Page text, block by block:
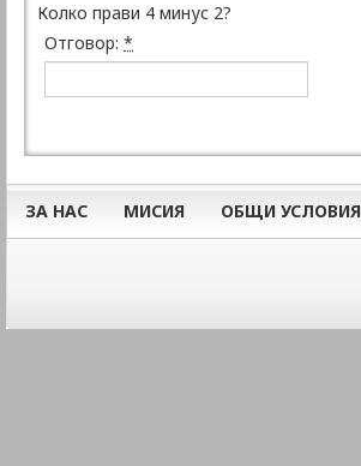
Колко прави 4 минус 2?
Отговор: *
ЗА НАС МИСИЯ ОБЩИ УСЛОВИЯ